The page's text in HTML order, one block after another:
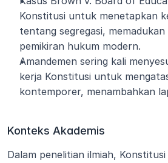
Konstitusi untuk menetapkan
tentang segregasi,
pemikiran hukum modern.
Amandemen sering kali
kerja Konstitusi untuk
kontemporer, menambahkan
Konteks Akademis
Dalam penelitian ilmiah,